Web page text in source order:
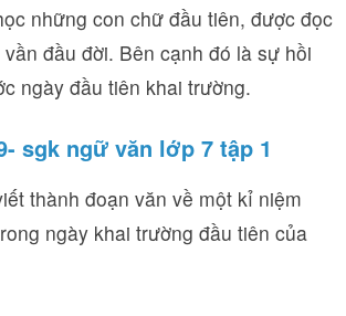
những con chữ đầu tiên, được đọc
đầu đời. Bên cạnh đó là sự hồi
ngày đầu tiên khai trường.
sgk ngữ văn lớp 7 tập 1
thành đoạn văn về một kỉ niệm
ngày khai trường đầu tiên của